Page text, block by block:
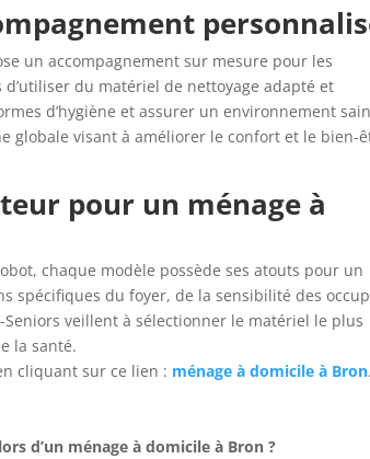
un accompagnement sur mesure pour les
du matériel de nettoyage adapté et
d’hygiène et assurer un environnement
globale visant à améliorer le confort et le bien-
pour un ménage à
chaque modèle possède ses atouts pour un
spécifiques du foyer, de la sensibilité des
veillent à sélectionner le matériel le plus
la santé.
cliquant sur ce lien : ménage à domicile à Bron.
d’un ménage à domicile à Bron ?